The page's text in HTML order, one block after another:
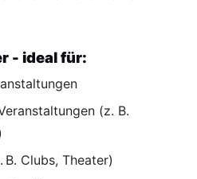
- ideal für:
(z. B.
Clubs, Theater)